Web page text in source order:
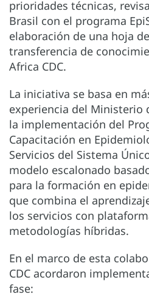
prioridades técnicas,
Brasil con el programa
elaboración de una hoja
transferencia de
Africa CDC.
La iniciativa se basa en
experiencia del Ministerio
la implementación del
Capacitación en
Servicios del Sistema
modelo escalonado
para la formación en
que combina el
los servicios con
metodologías híbridas.
En el marco de esta
CDC acordaron
fase: